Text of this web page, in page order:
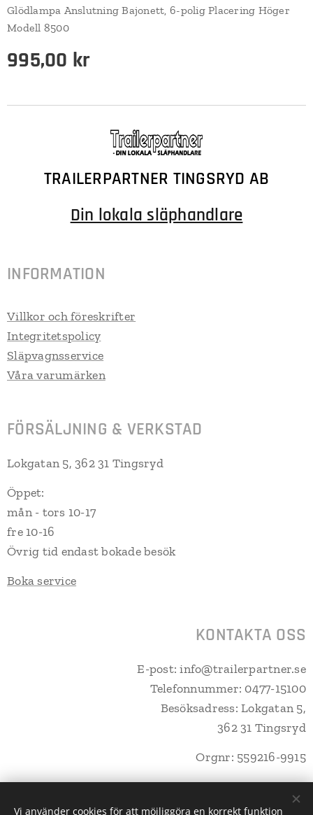
Glödlampa Anslutning Bajonett, 6-polig Placering Höger
Modell 8500
995,00 kr
TRAILERPARTNER TINGSRYD AB
Din lokala släphandlare
INFORMATION
Villkor och föreskrifter
Integritetspolicy
Släpvagnsservice
Våra varumärken
FÖRSÄLJNING & VERKSTAD
Lokgatan 5, 362 31 Tingsryd
Öppet:
mån - tors 10-17
fre 10-16
Övrig tid endast bokade besök
Boka service
KONTAKTA OSS
E-post: info@trailerpartner.se
Telefonnummer: 0477-15100
Besöksadress: Lokgatan 5,
362 31 Tingsryd
Orgnr: 559216-9915
Vi använder cookies för att möjliggöra en korrekt funktion